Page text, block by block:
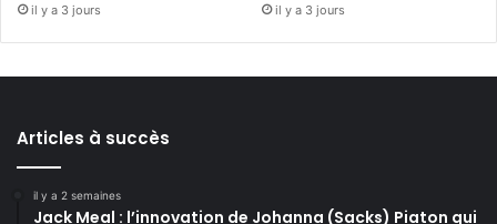
il y a 3 jours il y a 3 jours
Articles à succès
il y a 2 semaines
Jack Meal : l’innovation de Johanna (Sacks) Piaton qui